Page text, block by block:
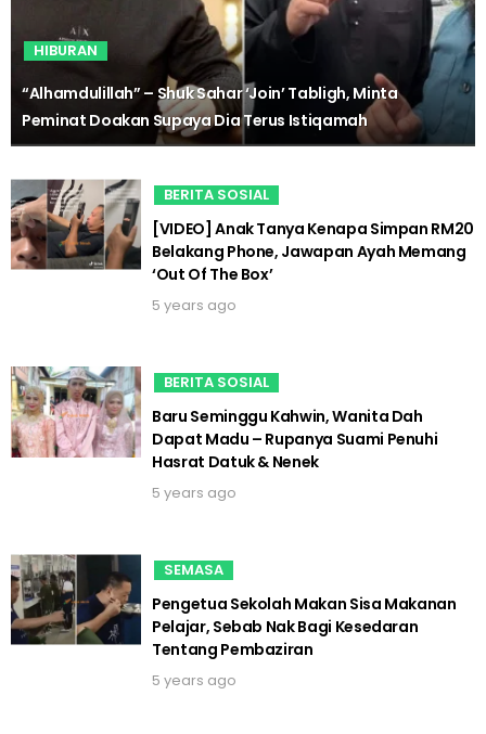
HIBURAN
“Alhamdulillah” – Shuk Sahar ‘Join’ Tabligh, Minta
Peminat Doakan Supaya Dia Terus Istiqamah
BERITA SOSIAL
[VIDEO] Anak Tanya Kenapa Simpan RM20
Belakang Phone, Jawapan Ayah Memang
‘Out Of The Box’
5 years ago
BERITA SOSIAL
Baru Seminggu Kahwin, Wanita Dah
Dapat Madu – Rupanya Suami Penuhi
Hasrat Datuk & Nenek
5 years ago
SEMASA
Pengetua Sekolah Makan Sisa Makanan
Pelajar, Sebab Nak Bagi Kesedaran
Tentang Pembaziran
5 years ago